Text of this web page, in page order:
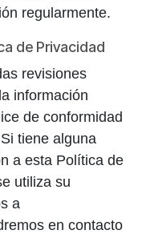
regularmente.
de Privacidad
revisiones
información
de conformidad
tiene alguna
a esta Política de
utiliza su
a
en contacto